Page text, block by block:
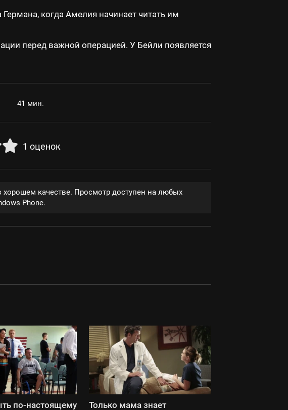
когда Амелия начинает читать им
перед важной операцией. У Бейли появляется
41 мин.
1 оценок
хорошем качестве. Просмотр доступен на любых
Phone.
по-настоящему Только мама знает